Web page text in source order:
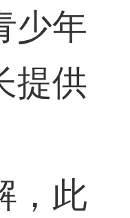
少年
提供
此